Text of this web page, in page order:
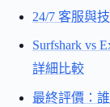
24/7 客服與
Surfshark vs
詳細比較
最終評價：